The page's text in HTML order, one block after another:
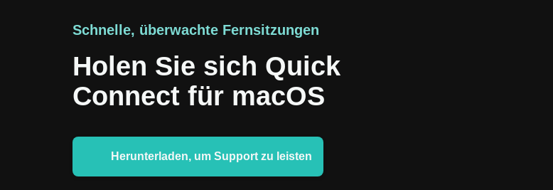
Schnelle, überwachte Fernsitzungen
Holen Sie sich Quick
Connect für macOS
Herunterladen, um Support zu leisten